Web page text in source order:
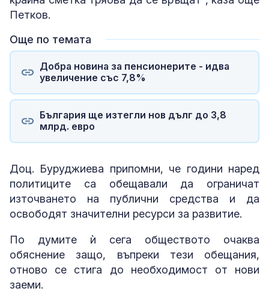
Петков.
Още по темата
Добра новина за пенсионерите - идва
увеличение със 7,8%
България ще изтегли нов дълг до 3,8
млрд. евро
Доц. Буруджиева припомни, че години наред
политиците са обещавали да ограничат
източването на публични средства и да
освободят значителни ресурси за развитие.
По думите ѝ сега обществото очаква
обяснение защо, въпреки тези обещания,
отново се стига до необходимост от нови
заеми.